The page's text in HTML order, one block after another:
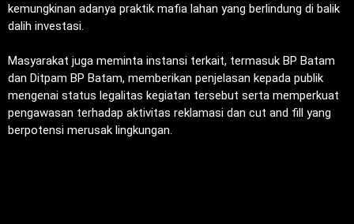
kemungkinan adanya praktik mafia lahan yang berlindung di balik
dalih investasi.
‎Masyarakat juga meminta instansi terkait, termasuk BP Batam
dan Ditpam BP Batam, memberikan penjelasan kepada publik
mengenai status legalitas kegiatan tersebut serta memperkuat
pengawasan terhadap aktivitas reklamasi dan cut and fill yang
berpotensi merusak lingkungan.